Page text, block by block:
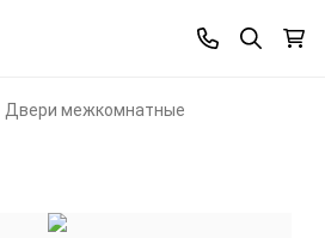
Двери межкомнатные